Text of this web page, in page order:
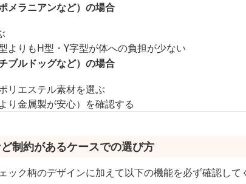
メラニアンなど）の場合
よりもH型・Y字型が体への負担が少ない
ブルドッグなど）の場合
リエステル素材を選ぶ
り金属製が安心）を確認する
制約があるケースでの選び方
ク柄のデザインに加えて以下の機能を必ず確認して